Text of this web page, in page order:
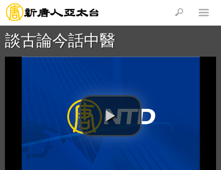
談古論今話中醫